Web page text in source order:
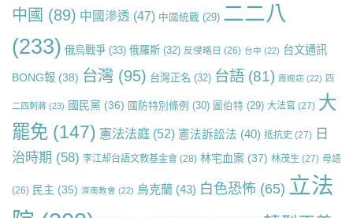
中國 (89) 中國滲透 (47) 中國統戰 (29) 二二八
(233) 俄烏戰爭 (33) 俄羅斯 (32) 反侵略日 (26) 台中 (22) 台文通訊
BONG報 (38) 台灣 (95) 台灣正名 (32) 台語 (81) 周婉窈 (22) 四
二四刺蔣 (23) 國民黨 (36) 國防特別條例 (30) 圖伯特 (29) 大法官 (27) 大
罷免 (147) 憲法法庭 (52) 憲法訴訟法 (40) 抵抗史 (27) 日
治時期 (58) 李江却台語文教基金會 (28) 林宅血案 (37) 林茂生 (27) 母語
(26) 民主 (35) 濟南教會 (22) 烏克蘭 (43) 白色恐怖 (65) 立法